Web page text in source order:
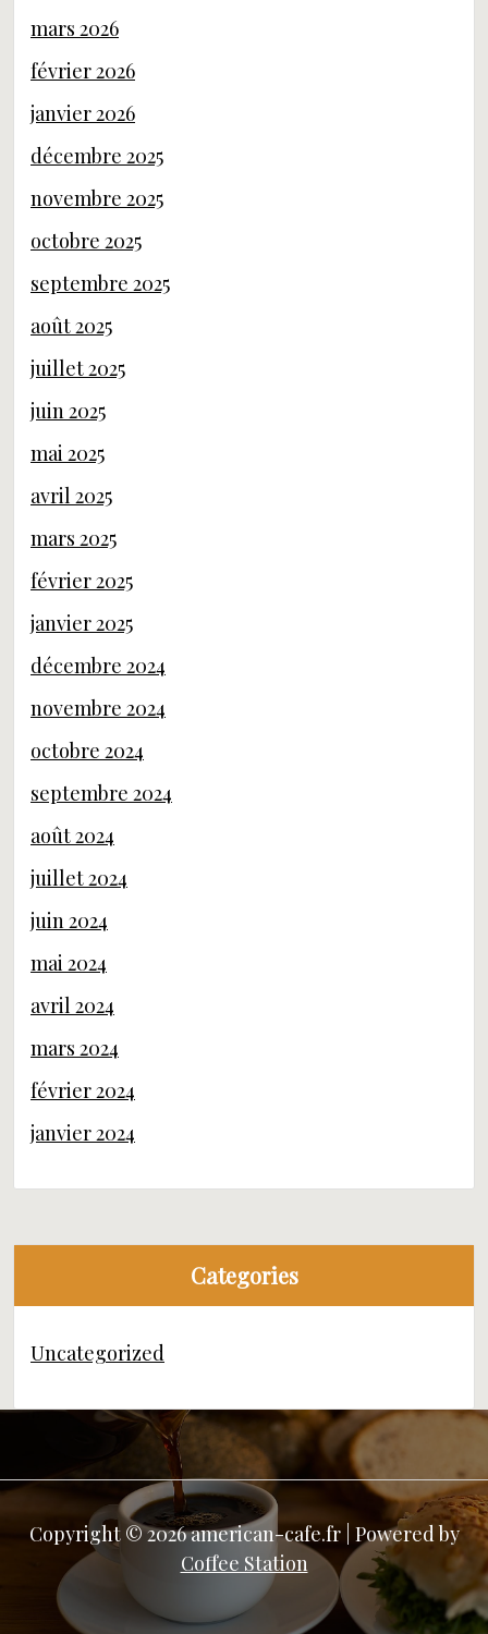
mars 2026
février 2026
janvier 2026
décembre 2025
novembre 2025
octobre 2025
septembre 2025
août 2025
juillet 2025
juin 2025
mai 2025
avril 2025
mars 2025
février 2025
janvier 2025
décembre 2024
novembre 2024
octobre 2024
septembre 2024
août 2024
juillet 2024
juin 2024
mai 2024
avril 2024
mars 2024
février 2024
janvier 2024
Categories
Uncategorized
Copyright © 2026 american-cafe.fr | Powered by
Coffee Station